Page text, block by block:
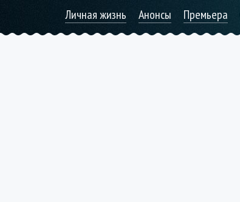
Личная жизнь Анонсы Премьера